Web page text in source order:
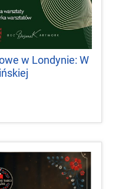
w Londynie: W